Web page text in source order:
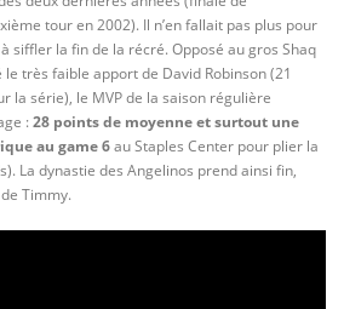
tour en 2002). Il n’en fallait pas plus pour
siffler la fin de la récré. Opposé au gros Shaq
très faible apport de David Robinson (21
la série), le MVP de la saison régulière
:28 points de moyenne et surtout une
au game 6au Staples Center pour plier la
La dynastie des Angelinos prend ainsi fin,
Timmy.